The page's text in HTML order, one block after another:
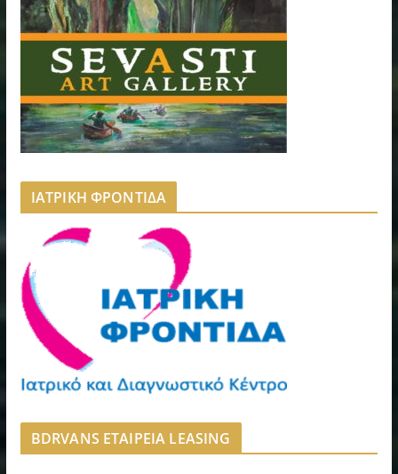
ΙΑΤΡΙΚΗ ΦΡΟΝΤΙΔΑ
BDRVANS ΕΤΑΙΡΕΙΑ LEASING